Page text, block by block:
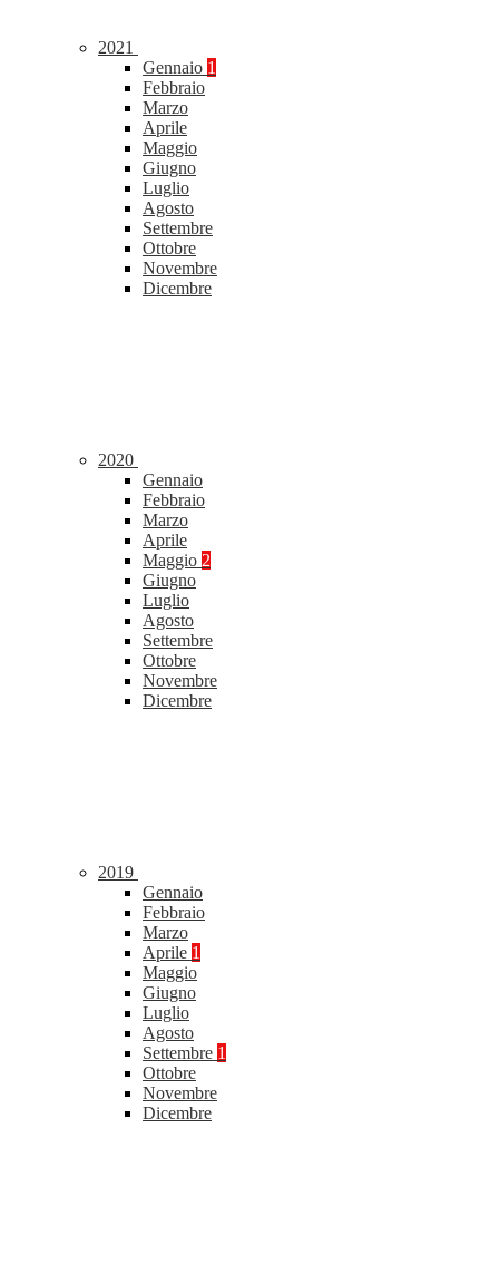
2021
Gennaio 1
Febbraio
Marzo
Aprile
Maggio
Giugno
Luglio
Agosto
Settembre
Ottobre
Novembre
Dicembre
2020
Gennaio
Febbraio
Marzo
Aprile
Maggio 2
Giugno
Luglio
Agosto
Settembre
Ottobre
Novembre
Dicembre
2019
Gennaio
Febbraio
Marzo
Aprile 1
Maggio
Giugno
Luglio
Agosto
Settembre 1
Ottobre
Novembre
Dicembre